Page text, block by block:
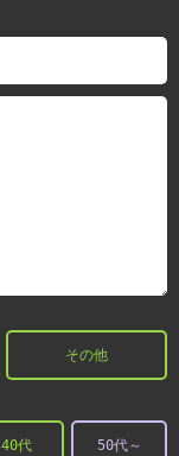
その他
40代 50代～